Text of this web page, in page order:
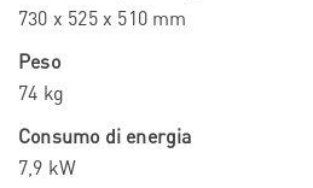
730 x 525 x 510 mm
Peso
74 kg
Consumo di energia
7,9 kW